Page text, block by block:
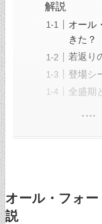
解説
オール
きた？
若返り
登場シ
全盛期
オール・フォ
説